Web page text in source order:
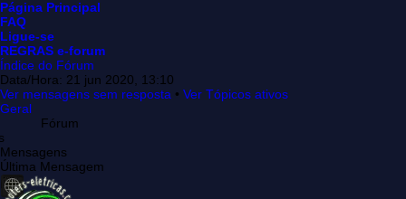
Página Principal
FAQ
Ligue-se
REGRAS e-forum
Índice do Fórum
Data/Hora: 21 jun 2020, 13:10
Ver mensagens sem resposta • Ver Tópicos ativos
Geral
Fórum
Mensagens
Última Mensagem